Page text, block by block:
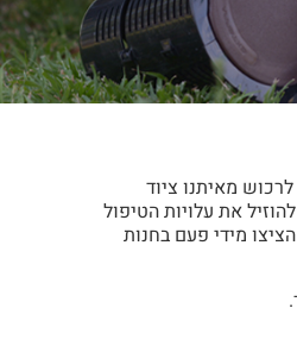
מאיתנו ציוד
את עלויות הטיפול
מידי פעם בחנות